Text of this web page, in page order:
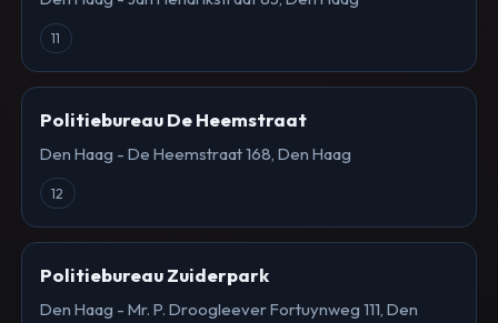
11
Politiebureau De Heemstraat
Den Haag - De Heemstraat 168, Den Haag
12
Politiebureau Zuiderpark
Den Haag - Mr. P. Droogleever Fortuynweg 111, Den